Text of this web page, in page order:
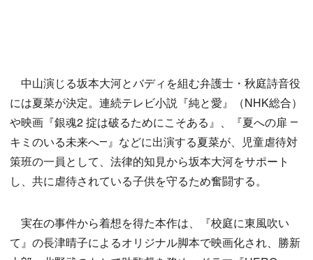
中山演じる坂本大河とバディを組む弁護士・秋庭詩音役
には夏菜が決定。連続テレビ小説『純と愛』（NHK総合）
や映画『銀魂2 掟は破るためにこそある』、『夏への扉 ―
キミのいる未来へ―』などに出演する夏菜が、児童虐待対
策班の一員として、法律的知見から坂本大河をサポート
し、共に虐待されている子供を守るため奮闘する。
実在の事件から着想を得た本作は、『校庭に東風吹い
て』の長津晴子によるオリジナル脚本で映画化され、勝新